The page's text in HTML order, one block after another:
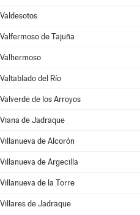
Valdesotos
Valfermoso de Tajuña
Valhermoso
Valtablado del Río
Valverde de los Arroyos
Viana de Jadraque
Villanueva de Alcorón
Villanueva de Argecilla
Villanueva de la Torre
Villares de Jadraque